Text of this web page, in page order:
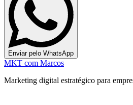
Enviar pelo WhatsApp
MKT com Marcos
Marketing digital estratégico para